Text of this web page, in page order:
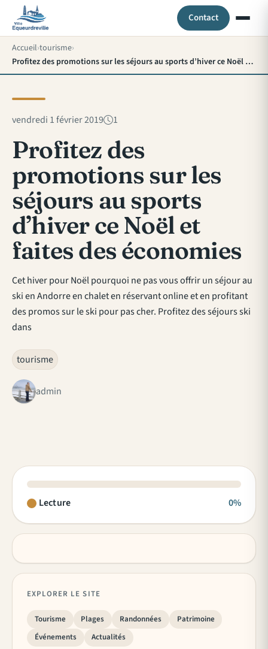
Contact
Accueil tourisme
Profitez des promotions sur les séjours au sports d’hiver ce Noël et faites des économies
vendredi 1 février 2019 1
Profitez des
promotions sur les
séjours au sports
d’hiver ce Noël et
faites des économies
Cet hiver pour Noël pourquoi ne pas vous offrir un séjour au
ski en Andorre en chalet en réservant online et en profitant
des promos sur le ski pour pas cher. Profitez des séjours ski
dans
tourisme
admin
Lecture 0%
EXPLORER LE SITE
Tourisme Plages Randonnées
Patrimoine
Événements
Actualités